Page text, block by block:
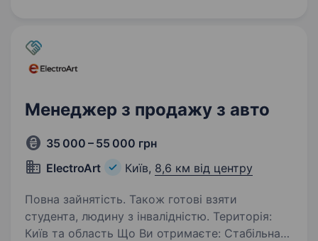
Менеджер з продажу з авто
35 000 – 55 000 грн
ElectroArt
Київ, 8,6 км від центру
Повна зайнятість. Також готові взяти
студента, людину з інвалідністю. Територія:
Київ та область Що Ви отримаєте: Стабільна